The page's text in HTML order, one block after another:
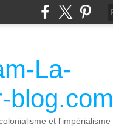
La-
blog.com
et l'impérialisme